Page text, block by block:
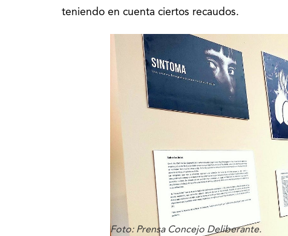
teniendo en cuenta ciertos recaudos.
Foto: Prensa Concejo Deliberante.